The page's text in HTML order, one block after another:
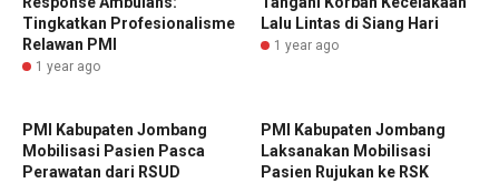
Tingkatkan Profesionalisme
Relawan PMI
1 year ago
Lalu Lintas di Siang Hari
1 year ago
PMI Kabupaten Jombang
Mobilisasi Pasien Pasca
Perawatan dari RSUD
PMI Kabupaten Jombang
Laksanakan Mobilisasi
Pasien Rujukan ke RSK